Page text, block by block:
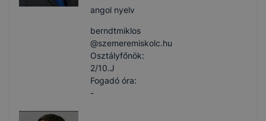
angol nyelv
berndtmiklos​
@szemeremiskolc.hu
Osztályfőnök:
2/10.J
Fogadó óra:
-